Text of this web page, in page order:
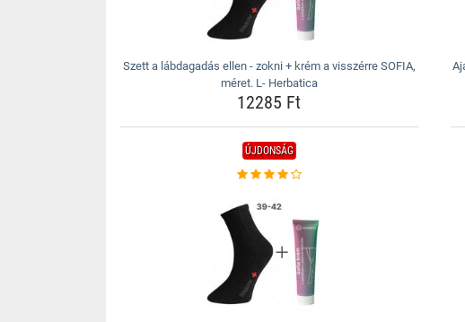
Szett a lábdagadás ellen - zokni + krém a visszérre SOFIA,
méret. L- Herbatica
12285 Ft
ÚJDONSÁG